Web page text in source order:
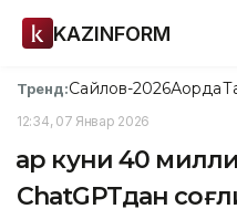
KAZINFORM
Тренд:Сайлов-2026Ақорда
12:34, 07 Январ 2026
Ҳар куни 40
ChatGPTдан